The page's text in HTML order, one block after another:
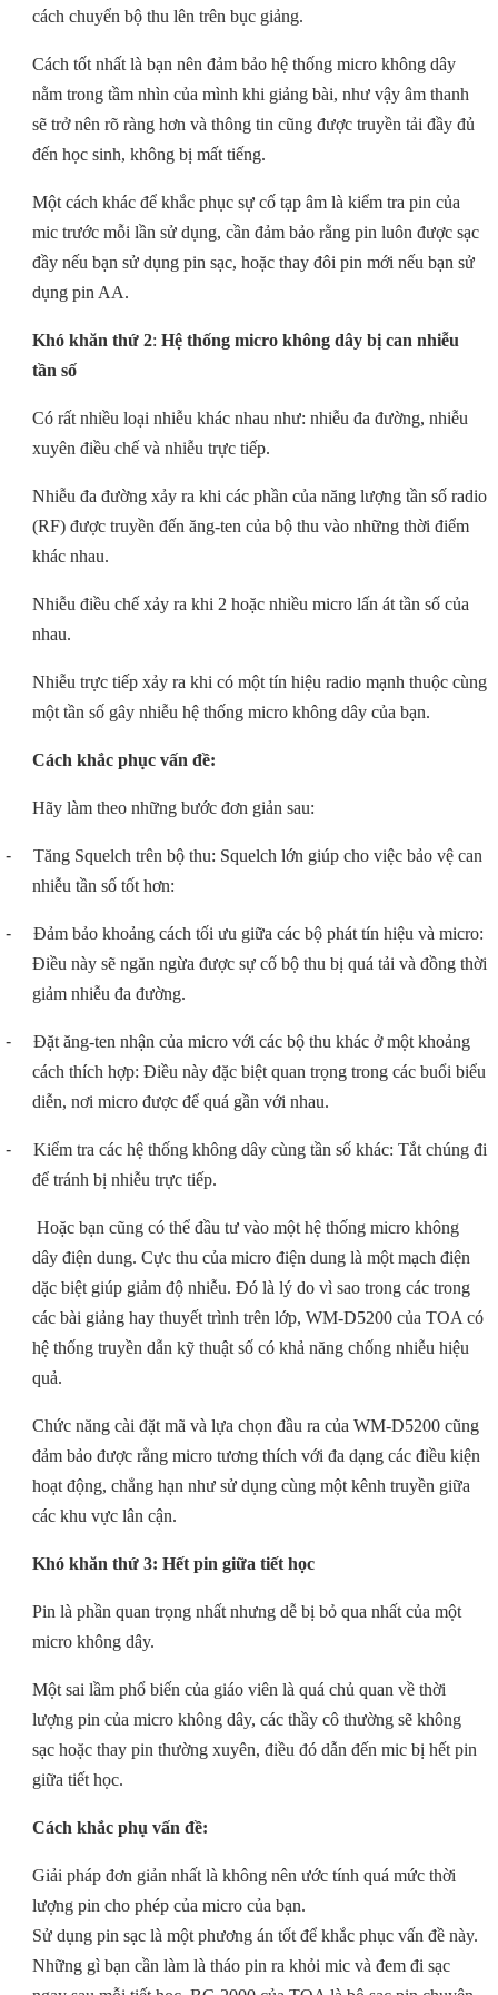
cách chuyển bộ thu lên trên bục giảng.
Cách tốt nhất là bạn nên đảm bảo hệ thống micro không dây
nằm trong tầm nhìn của mình khi giảng bài, như vậy âm thanh
sẽ trở nên rõ ràng hơn và thông tin cũng được truyền tải đầy đủ
đến học sinh, không bị mất tiếng.
Một cách khác để khắc phục sự cố tạp âm là kiểm tra pin của
mic trước mỗi lần sử dụng, cần đảm bảo rằng pin luôn được sạc
đầy nếu bạn sử dụng pin sạc, hoặc thay đôi pin mới nếu bạn sử
dụng pin AA.
Khó khăn thứ 2: Hệ thống micro không dây bị can nhiễu
tần số
Có rất nhiều loại nhiễu khác nhau như: nhiễu đa đường, nhiễu
xuyên điều chế và nhiễu trực tiếp.
Nhiễu đa đường xảy ra khi các phần của năng lượng tần số radio
(RF) được truyền đến ăng-ten của bộ thu vào những thời điểm
khác nhau.
Nhiễu điều chế xảy ra khi 2 hoặc nhiều micro lấn át tần số của
nhau.
Nhiễu trực tiếp xảy ra khi có một tín hiệu radio mạnh thuộc cùng
một tần số gây nhiễu hệ thống micro không dây của bạn.
Cách khắc phục vấn đề:
Hãy làm theo những bước đơn giản sau:
-
Tăng Squelch trên bộ thu: Squelch lớn giúp cho việc bảo vệ can
nhiễu tần số tốt hơn:
-
Đảm bảo khoảng cách tối ưu giữa các bộ phát tín hiệu và micro:
Điều này sẽ ngăn ngừa được sự cố bộ thu bị quá tải và đồng thời
giảm nhiễu đa đường.
-
Đặt ăng-ten nhận của micro với các bộ thu khác ở một khoảng
cách thích hợp: Điều này đặc biệt quan trọng trong các buổi biểu
diễn, nơi micro được để quá gần với nhau.
-
Kiểm tra các hệ thống không dây cùng tần số khác: Tắt chúng đi
để tránh bị nhiễu trực tiếp.
Hoặc bạn cũng có thể đầu tư vào một hệ thống micro không
dây điện dung. Cực thu của micro điện dung là một mạch điện
dặc biệt giúp giảm độ nhiễu. Đó là lý do vì sao trong các trong
các bài giảng hay thuyết trình trên lớp, WM-D5200 của TOA có
hệ thống truyền dẫn kỹ thuật số có khả năng chống nhiễu hiệu
quả.
Chức năng cài đặt mã và lựa chọn đầu ra của WM-D5200 cũng
đảm bảo được rằng micro tương thích với đa dạng các điều kiện
hoạt động, chẳng hạn như sử dụng cùng một kênh truyền giữa
các khu vực lân cận.
Khó khăn thứ 3: Hết pin giữa tiết học
Pin là phần quan trọng nhất nhưng dễ bị bỏ qua nhất của một
micro không dây.
Một sai lầm phổ biến của giáo viên là quá chủ quan về thời
lượng pin của micro không dây, các thầy cô thường sẽ không
sạc hoặc thay pin thường xuyên, điều đó dẫn đến mic bị hết pin
giữa tiết học.
Cách khắc phụ vấn đề:
Giải pháp đơn giản nhất là không nên ước tính quá mức thời
lượng pin cho phép của micro của bạn.
Sử dụng pin sạc là một phương án tốt để khắc phục vấn đề này.
Những gì bạn cần làm là tháo pin ra khỏi mic và đem đi sạc